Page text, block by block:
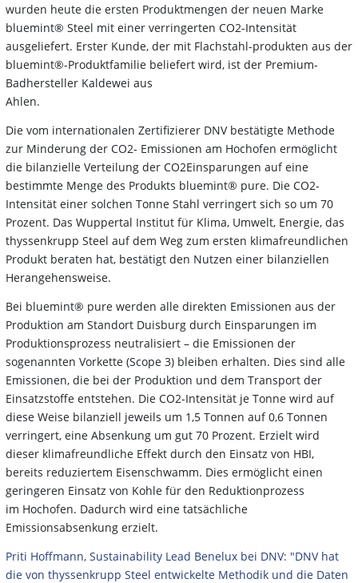
wurden heute die ersten Produktmengen der neuen Marke
bluemint® Steel mit einer verringerten CO2-Intensität
ausgeliefert. Erster Kunde, der mit Flachstahl-produkten aus der
bluemint®-Produktfamilie beliefert wird, ist der Premium-
Badhersteller Kaldewei aus
Ahlen.
Die vom internationalen Zertifizierer DNV bestätigte Methode
zur Minderung der CO2- Emissionen am Hochofen ermöglicht
die bilanzielle Verteilung der CO2Einsparungen auf eine
bestimmte Menge des Produkts bluemint® pure. Die CO2-
Intensität einer solchen Tonne Stahl verringert sich so um 70
Prozent. Das Wuppertal Institut für Klima, Umwelt, Energie, das
thyssenkrupp Steel auf dem Weg zum ersten klimafreundlichen
Produkt beraten hat, bestätigt den Nutzen einer bilanziellen
Herangehensweise.
Bei bluemint® pure werden alle direkten Emissionen aus der
Produktion am Standort Duisburg durch Einsparungen im
Produktionsprozess neutralisiert – die Emissionen der
sogenannten Vorkette (Scope 3) bleiben erhalten. Dies sind alle
Emissionen, die bei der Produktion und dem Transport der
Einsatzstoffe entstehen. Die CO2-Intensität je Tonne wird auf
diese Weise bilanziell jeweils um 1,5 Tonnen auf 0,6 Tonnen
verringert, eine Absenkung um gut 70 Prozent. Erzielt wird
dieser klimafreundliche Effekt durch den Einsatz von HBI,
bereits reduziertem Eisenschwamm. Dies ermöglicht einen
geringeren Einsatz von Kohle für den Reduktionprozess
im Hochofen. Dadurch wird eine tatsächliche
Emissionsabsenkung erzielt.
Priti Hoffmann, Sustainability Lead Benelux bei DNV: "DNV hat
die von thyssenkrupp Steel entwickelte Methodik und die Daten